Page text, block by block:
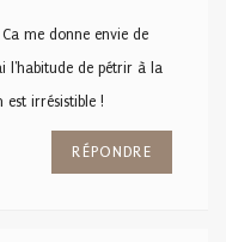
me donne envie de
l'habitude de pétrir à la
irrésistible !
RÉPONDRE